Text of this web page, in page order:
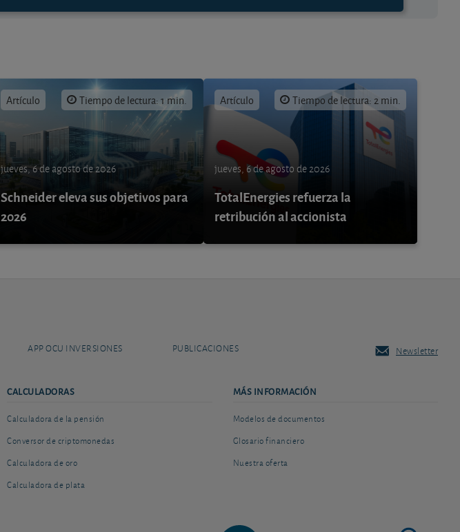
Artículo Tiempo de lectura: 1 min.
jueves, 6 de agosto de 2026
Schneider eleva sus objetivos para
2026
Artículo Tiempo de lectura: 2 min.
jueves, 6 de agosto de 2026
TotalEnergies refuerza la
retribución al accionista
APP OCU INVERSIONES PUBLICACIONES Newsletter
CALCULADORAS
Calculadora de la pensión
Conversor de criptomonedas
Calculadora de oro
Calculadora de plata
MÁS INFORMACIÓN
Modelos de documentos
Glosario financiero
Nuestra oferta